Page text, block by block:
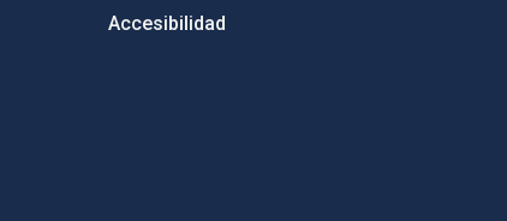
Accesibilidad